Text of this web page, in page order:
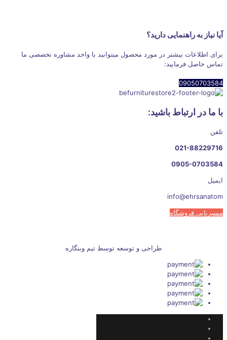
آیا نیاز به راهنمایی دارید؟
برای اطلاعات بیشتر در مورد محصول میتوانید با واحد مشاوره تخصصی ما
تماس حاصل فرمایید:
09050703584
با ما در ارتباط باشید:
تلفن
021-88229716
0905-0703584
ایمیل
info@ehrsanatom
مسیریابی فروشگاه
طراحی و توسعه توسط تیم وبنگاره